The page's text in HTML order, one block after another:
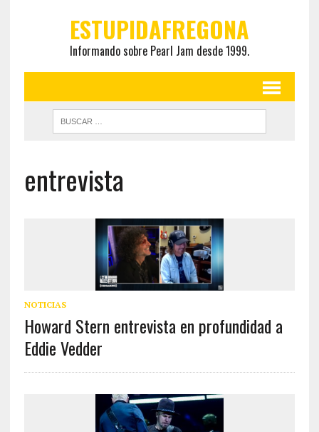
ESTUPIDAFREGONA
Informando sobre Pearl Jam desde 1999.
entrevista
NOTICIAS
Howard Stern entrevista en profundidad a
Eddie Vedder